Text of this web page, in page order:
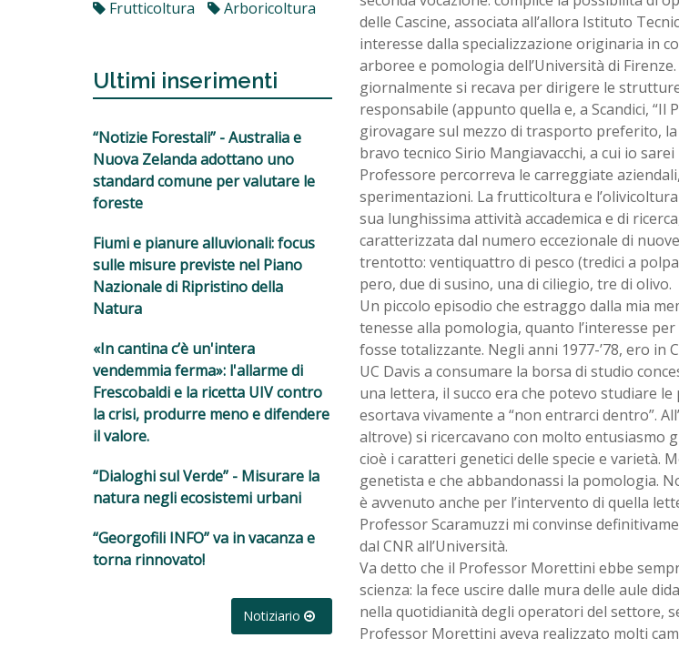
Frutticoltura
Arboricoltura
Ultimi inserimenti
“Notizie Forestali” - Australia e
Nuova Zelanda adottano uno
standard comune per valutare le
foreste
Fiumi e pianure alluvionali: focus
sulle misure previste nel Piano
Nazionale di Ripristino della
Natura
«In cantina c’è un'intera
vendemmia ferma»: l'allarme di
Frescobaldi e la ricetta UIV contro
la crisi, produrre meno e difendere
il valore.
“Dialoghi sul Verde” - Misurare la
natura negli ecosistemi urbani
“Georgofili INFO” va in vacanza e
torna rinnovato!
Notiziario
delle Cascine, associata all’allora Istituto
interesse dalla specializzazione originaria in
arboree e pomologia dell’Università di Firenze.
giornalmente si recava per dirigere le
responsabile (appunto quella e, a Scandici, “Il
girovagare sul mezzo di trasporto preferito,
bravo tecnico Sirio Mangiavacchi, a cui io
Professore percorreva le carreggiate
sperimentazioni. La frutticoltura e
sua lunghissima attività accademica e di
caratterizzata dal numero eccezionale di
trentotto: ventiquattro di pesco (tredici a
pero, due di susino, una di ciliegio, tre di olivo.
Un piccolo episodio che estraggo dalla mia
tenesse alla pomologia, quanto l’interesse
fosse totalizzante. Negli anni 1977-’78, ero
UC Davis a consumare la borsa di studio
una lettera, il succo era che potevo studiare
esortava vivamente a “non entrarci dentro”.
altrove) si ricercavano con molto entusiasmo
cioè i caratteri genetici delle specie e varietà.
genetista e che abbandonassi la pomologia.
è avvenuto anche per l’intervento di quella
Professor Scaramuzzi mi convinse
dal CNR all’Università.
Va detto che il Professor Morettini ebbe
scienza: la fece uscire dalle mura delle aule
nella quotidianità degli operatori del settore,
Professor Morettini aveva realizzato molti